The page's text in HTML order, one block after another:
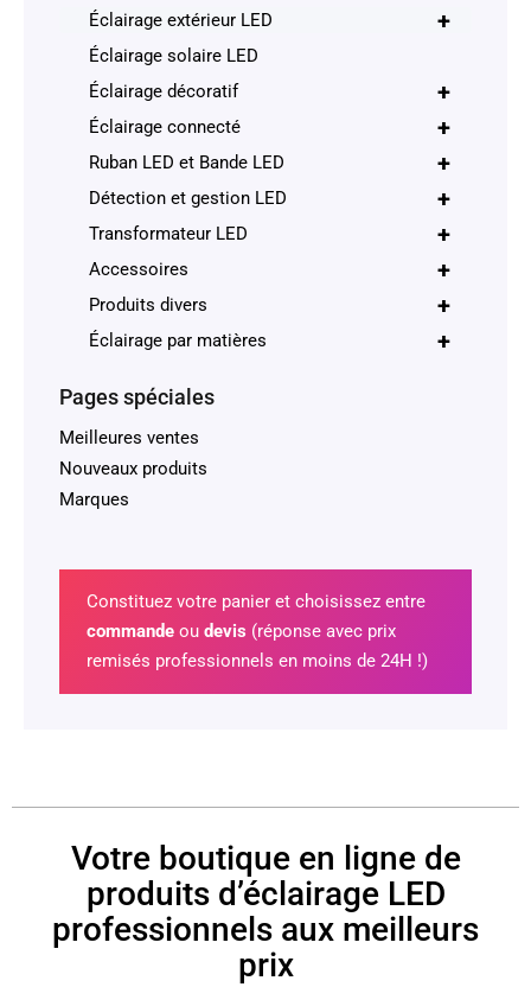
+
Éclairage extérieur LED
Éclairage solaire LED
+
Éclairage décoratif
+
Éclairage connecté
+
Ruban LED et Bande LED
+
Détection et gestion LED
+
Transformateur LED
+
Accessoires
+
Produits divers
+
Éclairage par matières
Pages spéciales
Meilleures ventes
Nouveaux produits
Marques
Constituez votre panier et choisissez entre
commandeou devis (réponse avec prix
remisés professionnels en moins de 24H !)
Votre boutique en ligne de
produits d’éclairage LED
professionnels aux meilleurs
prix